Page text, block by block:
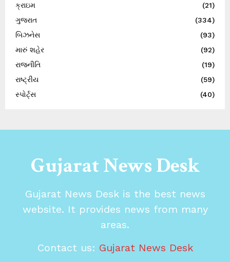
ક્રાઇમ
(21)
ગુજરાત
(334)
બિઝનેસ
(93)
મારું શહેર
(92)
રાજનીતિ
(19)
રાષ્ટ્રીય
(59)
સ્પોર્ટ્સ
(40)
Gujarat News Desk
Gujarat News Desk is the best news
website. It provides news from many
areas.
Contact us: Gujarat News Desk